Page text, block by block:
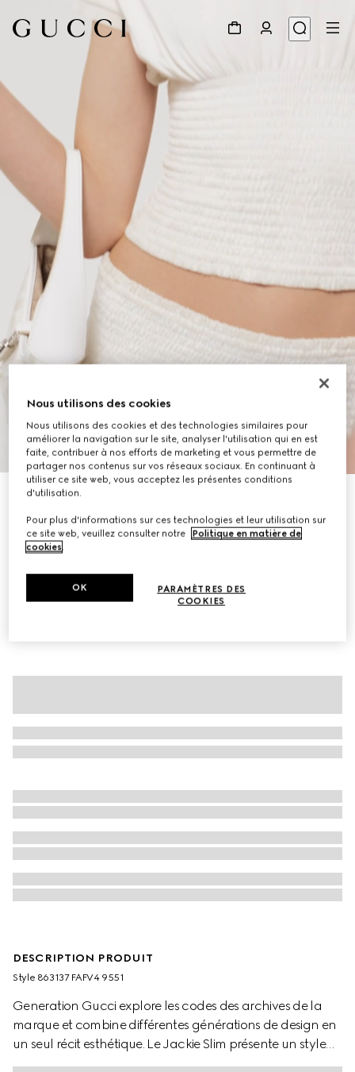
13
À personnaliser avec vos initiales
€ 1.750
Déclinaisons toile GG ivoire
DESCRIPTION PRODUIT
Style ‎863137 FAFV4 9551
Generation Gucci explore les codes des archives de la
marque et combine différentes générations de design en
un seul récit esthétique. Le Jackie Slim présente un style
élégant et décontracté, doté d'une fermeture à piston
Nous utilisons des cookies
Nous utilisons des cookies et des technologies similaires pour
améliorer la navigation sur le site, analyser l'utilisation qui en est
faite, contribuer à nos efforts de marketing et vous permettre de
partager nos contenus sur vos réseaux sociaux. En continuant à
utiliser ce site web, vous acceptez les présentes conditions
d'utilisation.
Pour plus d'informations sur ces technologies et leur utilisation sur
ce site web, veuillez consulter notre
Politique en matière de
cookies.
PARAMÈTRES DES
COOKIES
OK